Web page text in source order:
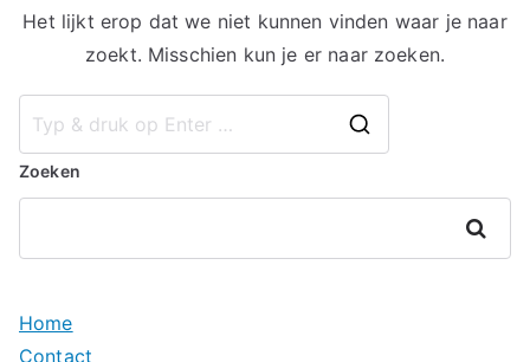
Het lijkt erop dat we niet kunnen vinden waar je naar
zoekt. Misschien kun je er naar zoeken.
Zoeken
Zoeken
Home
Contact